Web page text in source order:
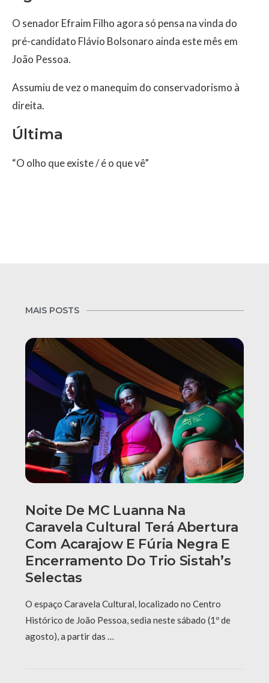
O senador Efraim Filho agora só pensa na vinda do
pré-candidato Flávio Bolsonaro ainda este mês em
João Pessoa.
Assumiu de vez o manequim do conservadorismo à
direita.
Última
“O olho que existe / é o que vê”
MAIS POSTS
Noite De MC Luanna Na
Caravela Cultural Terá Abertura
Com Acarajow E Fúria Negra E
Encerramento Do Trio Sistah’s
Selectas
O espaço Caravela Cultural, localizado no Centro
Histórico de João Pessoa, sedia neste sábado (1º de
agosto), a partir das …